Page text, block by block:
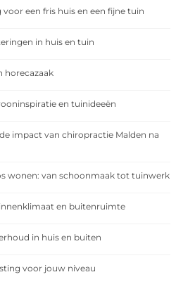
een fris huis en een fijne tuin
in huis en tuin
horecazaak
en tuinideeën
impact van chiropractie Malden na
wonen: van schoonmaak tot tuinwerk
en buitenruimte
in huis en buiten
voor jouw niveau